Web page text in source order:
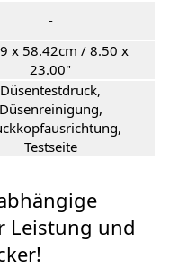
-
x 58.42cm / 8.50 x
23.00"
Düsentestdruck,
Düsenreinigung,
Testseite
Leistung und